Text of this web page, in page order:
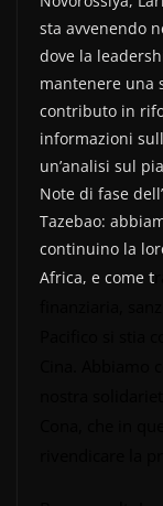
b
o
o
k
sta avvenendo
dove la
mantenere una
contributo in
informazioni
un’analisi sul
Note di fase
Tazebao:
continuino la
Africa, e come t